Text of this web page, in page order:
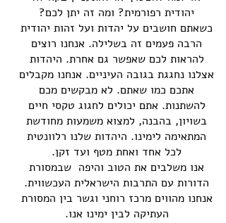
יהודית רפורמית? ומה זה יתן לכם?
כשאתם חושבים על יהדות ועל זהות יהודית
הרבה פעמים זה בשלילה. אנחנו רוצים
להראות לכם שאפשר גם אחרת. היהדות
אצלנו נחגגת בגובה העיניים. אנחנו מקבלים
אתכם כמו שאתם. לא מבקשים מכם
להשתנות. אתם יכולים לחגוג טקסי חיים
בשויון, בהבנה, למצוא משמעות מחודשת
המתאימה לימינו. היהדות שלנו רלוונטית
לכל אחד ואחת מטף ועד זקן.
אנו משלבים את הטוב והיפה שבמסורת
הדורות עם התרבות הישראלית העכשווית.
אנחנו מהווים מרכז רוחני וגשר בין המסורת
העתיקה לבין ימינו אנו.